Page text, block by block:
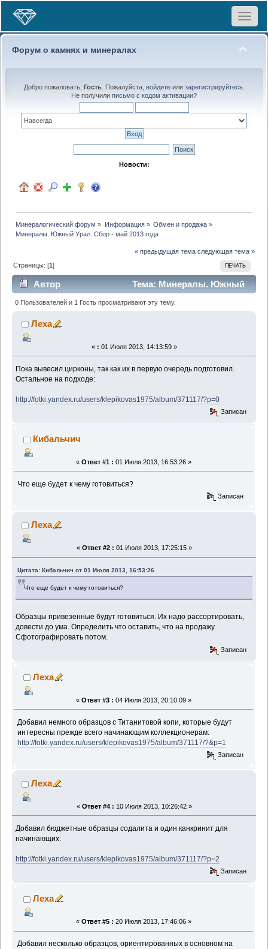
Toggle
Форум о камнях и минералах
Добро пожаловать, Гость. Пожалуйста, войдитеили зарегистрируйтесь.
Не получили письмо с кодом активации?
Новости:
Минералогический форум » Информация» Обмен и продажа»
Минералы. Южный Урал. Сбор - май 2013 года
« предыдущая тема следующая тема »
ПЕЧАТЬ
Страницы: [1]
Автор
Тема: Минералы. Южный
Урал. Сбор - май 2013 года (Прочитано 2758 раз)
0 Пользователей и 1 Гость просматривают эту тему.
Леха
« : 01 Июля 2013, 14:13:59 »
Пока вывесил цирконы, так как их в первую очередь подготовил.
Остальное на подходе:
http://fotki.yandex.ru/users/klepikovas1975/album/371117/?p=0
Записан
Кибальчич
« Ответ #1 : 01 Июля 2013, 16:53:26 »
Что еще будет к чему готовиться?
Записан
Леха
« Ответ #2 : 01 Июля 2013, 17:25:15 »
Цитата: Кибальчич от 01 Июля 2013, 16:53:26
Что еще будет к чему готовиться?
Образцы привезенные будут готовиться. Их надо рассортировать,
довести до ума. Определить что оставить, что на продажу.
Сфотографировать потом.
Записан
Леха
« Ответ #3 : 04 Июля 2013, 20:10:09 »
Добавил немного образцов с Титанитовой копи, которые будут
интересны прежде всего начинающим коллекционерам:
http://fotki.yandex.ru/users/klepikovas1975/album/371117/?&p=1
Записан
Леха
« Ответ #4 : 10 Июля 2013, 10:26:42 »
Добавил бюджетные образцы содалита и один канкринит для
начинающих:
http://fotki.yandex.ru/users/klepikovas1975/album/371117/?p=2
Записан
Леха
« Ответ #5 : 20 Июля 2013, 17:46:06 »
Добавил несколько образцов, ориентированных в основном на